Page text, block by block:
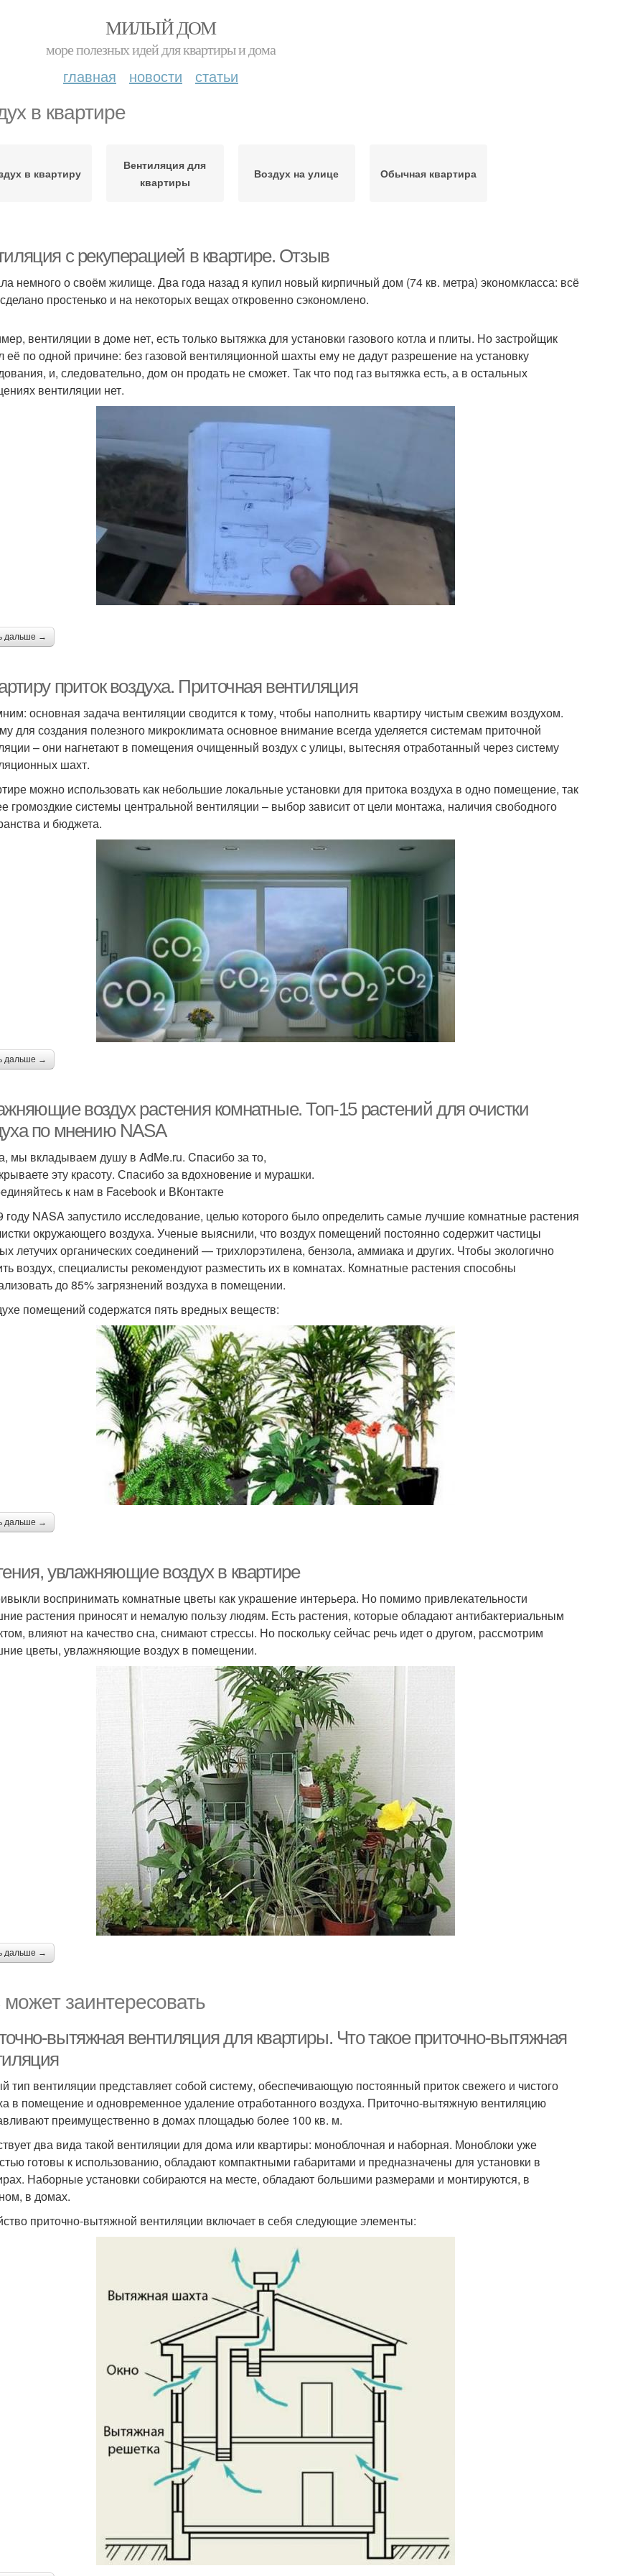
МИЛЫЙ ДОМ
море полезных идей для квартиры и дома
главная новости статьи
в квартире
в квартиру
Вентиляция для
квартиры
Воздух на улице Обычная квартира
с рекуперацией в квартире. Отзыв
немного о своём жилище. Два года назад я купил новый кирпичный дом (74 кв. метра) экономкласса: всё
простенько и на некоторых вещах откровенно сэкономлено.
вентиляции в доме нет, есть только вытяжка для установки газового котла и плиты. Но застройщик
её по одной причине: без газовой вентиляционной шахты ему не дадут разрешение на установку
и, следовательно, дом он продать не сможет. Так что под газ вытяжка есть, а в остальных
вентиляции нет.
дальше →
приток воздуха. Приточная вентиляция
основная задача вентиляции сводится к тому, чтобы наполнить квартиру чистым свежим воздухом.
для создания полезного микроклимата основное внимание всегда уделяется системам приточной
– они нагнетают в помещения очищенный воздух с улицы, вытесняя отработанный через систему
шахт.
можно использовать как небольшие локальные установки для притока воздуха в одно помещение, так
громоздкие системы центральной вентиляции – выбор зависит от цели монтажа, наличия свободного
и бюджета.
дальше →
воздух растения комнатные. Топ-15 растений для очистки
по мнению NASA
мы вкладываем душу в AdMe.ru. Cпасибо за то,
эту красоту. Спасибо за вдохновение и мурашки.
к нам в Facebook и ВКонтакте
году NASA запустило исследование, целью которого было определить самые лучшие комнатные растения
окружающего воздуха. Ученые выяснили, что воздух помещений постоянно содержит частицы
летучих органических соединений — трихлорэтилена, бензола, аммиака и других. Чтобы экологично
воздух, специалисты рекомендуют разместить их в комнатах. Комнатные растения способны
до 85% загрязнений воздуха в помещении.
помещений содержатся пять вредных веществ:
дальше →
увлажняющие воздух в квартире
воспринимать комнатные цветы как украшение интерьера. Но помимо привлекательности
растения приносят и немалую пользу людям. Есть растения, которые обладают антибактериальным
влияют на качество сна, снимают стрессы. Но поскольку сейчас речь идет о другом, рассмотрим
цветы, увлажняющие воздух в помещении.
дальше →
заинтересовать
вытяжная вентиляция для квартиры. Что такое приточно-вытяжная
тип вентиляции представляет собой систему, обеспечивающую постоянный приток свежего и чистого
в помещение и одновременное удаление отработанного воздуха. Приточно-вытяжную вентиляцию
преимущественно в домах площадью более 100 кв. м.
два вида такой вентиляции для дома или квартиры: моноблочная и наборная. Моноблоки уже
готовы к использованию, обладают компактными габаритами и предназначены для установки в
Наборные установки собираются на месте, обладают большими размерами и монтируются, в
в домах.
приточно-вытяжной вентиляции включает в себя следующие элементы: